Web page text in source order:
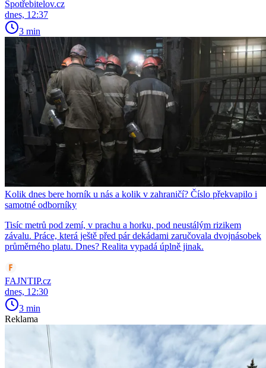
Spotřebitelov.cz
dnes, 12:37
3 min
Kolik dnes bere horník u nás a kolik v zahraničí? Číslo překvapilo i
samotné odborníky
Tisíc metrů pod zemí, v prachu a horku, pod neustálým rizikem
závalu. Práce, která ještě před pár dekádami zaručovala dvojnásobek
průměrného platu. Dnes? Realita vypadá úplně jinak.
FAJNTIP.cz
dnes, 12:30
3 min
Reklama